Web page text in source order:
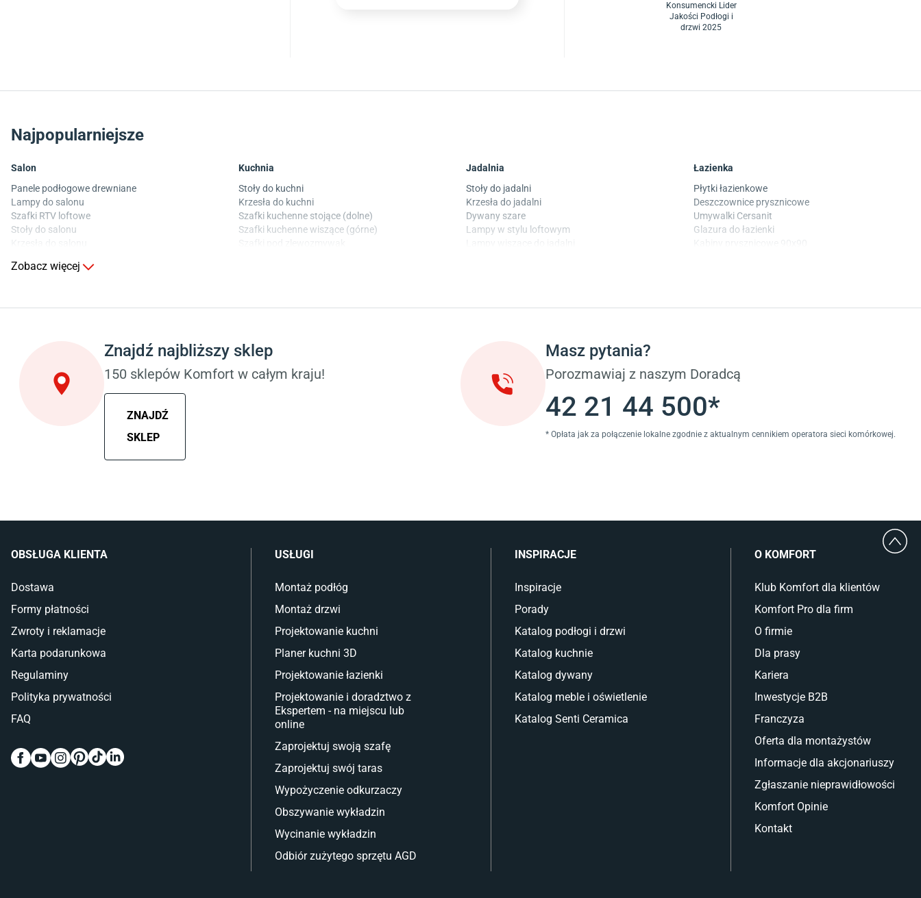
Konsumencki Lider
Jakości Podłogi i
drzwi 2025
Najpopularniejsze
Salon
Panele podłogowe drewniane
Lampy do salonu
Szafki RTV loftowe
Stoły do salonu
Kuchnia
Stoły do kuchni
Krzesła do kuchni
Szafki kuchenne stojące (dolne)
Szafki kuchenne wiszące (górne)
Jadalnia
Stoły do jadalni
Krzesła do jadalni
Dywany szare
Lampy w stylu loftowym
Łazienka
Płytki łazienkowe
Deszczownice prysznicowe
Umywalki Cersanit
Glazura do łazienki
Wykładzina do sypialni
Kinkiety do sypialni
Wykładziny do pokoju dziecięcego
Szafy dla dzieci
Łóżka dla dziecka (młodzieżowe)
Lampy w stylu młodzieżowym
Deski tarasowe kompozytowe
Lampy stojące LED
Płytki betonowe
Glazura
Płytki marmurowe
Zobacz więcej
Znajdź najbliższy sklep
150 sklepów Komfort w całym kraju!
ZNAJDŹ
SKLEP
Masz pytania?
Porozmawiaj z naszym Doradcą
42 21 44 500*
* Opłata jak za połączenie lokalne zgodnie z aktualnym cennikiem operatora sieci komórkowej.
OBSŁUGA KLIENTA
Dostawa
Formy płatności
Zwroty i reklamacje
Karta podarunkowa
Regulaminy
Polityka prywatności
FAQ
USŁUGI
Montaż podłóg
Montaż drzwi
Projektowanie kuchni
Planer kuchni 3D
Projektowanie łazienki
Projektowanie i doradztwo z
Ekspertem - na miejscu lub
online
Zaprojektuj swoją szafę
Zaprojektuj swój taras
Wypożyczenie odkurzaczy
Obszywanie wykładzin
Wycinanie wykładzin
Odbiór zużytego sprzętu AGD
INSPIRACJE
Inspiracje
Porady
Katalog podłogi i drzwi
Katalog kuchnie
Katalog dywany
Katalog meble i oświetlenie
Katalog Senti Ceramica
O KOMFORT
Klub Komfort dla klientów
Komfort Pro dla firm
O firmie
Dla prasy
Kariera
Inwestycje B2B
Franczyza
Oferta dla montażystów
Informacje dla akcjonariuszy
Zgłaszanie nieprawidłowości
Komfort Opinie
Kontakt